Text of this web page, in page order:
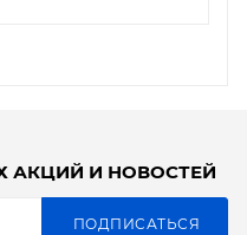
АКЦИЙ И НОВОСТЕЙ
ПОДПИСАТЬСЯ